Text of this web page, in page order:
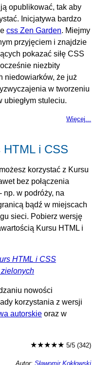
opublikować, tak aby
Inicjatywa bardzo
css Zen Garden. Miejmy
przyjęciem i znajdzie
pokazać siłę CSS
niezbity
niedowiarków, że już
w tworzeniu
ubiegłym stuleciu.
Więcej...
HTML i CSS
korzystać z Kursu
bez połączenia
np. w podróży, na
bądź w miejscach
sieci. Pobierz wersję
Kursu HTML i
HTML i CSS
nowości
korzystania z wersji
autorskie oraz w
★★★★★ 5/5 (342)
Autor: Sławomir Kokłowski